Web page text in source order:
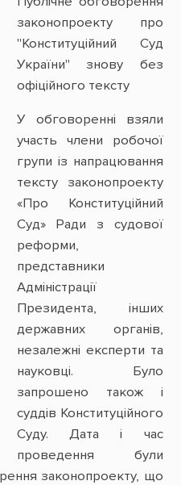
законопроекту про
"Конституційний Суд
України" знову без
офіційного тексту
У обговоренні взяли
участь члени робочої
групи із напрацювання
тексту законопроекту
«Про Конституційний
Суд» Ради з судової
реформи,
представники
Адміністрації
Президента, інших
державних органів,
незалежні експерти та
науковці. Було
запрошено також і
суддів Конституційного
Суду. Дата і час
проведення були
законопроекту, що